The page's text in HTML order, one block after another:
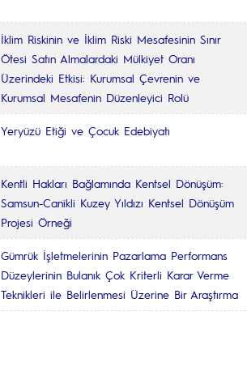
İklim Riskinin ve İklim Riski Mesafesinin Sınır
Ötesi Satın Almalardaki Mülkiyet Oranı
Üzerindeki Etkisi: Kurumsal Çevrenin ve
Kurumsal Mesafenin Düzenleyici Rolü
Yeryüzü Etiği ve Çocuk Edebiyatı
Kentli Hakları Bağlamında Kentsel Dönüşüm:
Samsun-Canikli Kuzey Yıldızı Kentsel Dönüşüm
Projesi Örneği
Gümrük İşletmelerinin Pazarlama Performans
Düzeylerinin Bulanık Çok Kriterli Karar Verme
Teknikleri ile Belirlenmesi Üzerine Bir Araştırma